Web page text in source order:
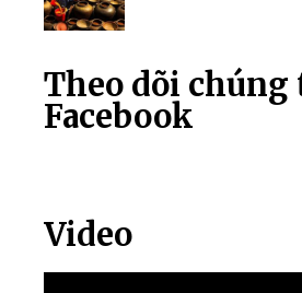
Theo dõi chúng
Facebook
Video